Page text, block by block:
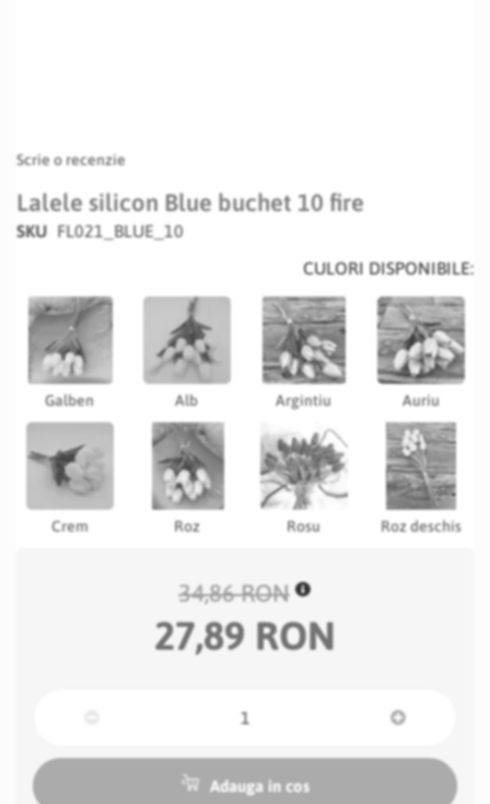
Scrie o recenzie
Lalele silicon Blue buchet 10 fire
SKU FL021_BLUE_10
CULORI DISPONIBILE:
Galben Alb Argintiu Auriu
Crem Roz Rosu Roz deschis
34,86 RON
27,89 RON
Adauga in cos